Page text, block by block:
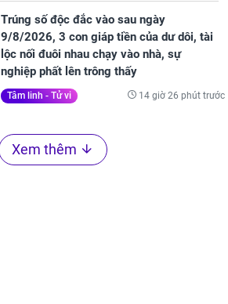
Trúng số độc đắc vào sau ngày
9/8/2026, 3 con giáp tiền của dư dôi, tài
lộc nối đuôi nhau chạy vào nhà, sự
nghiệp phất lên trông thấy
Tâm linh - Tử vi 14 giờ 26 phút trước
Xem thêm